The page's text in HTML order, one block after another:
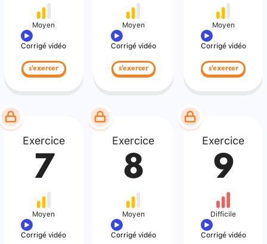
Moyen
Corrigé vidéo
s'exercer
Moyen
Corrigé vidéo
s'exercer
Moyen
Corrigé vidéo
s'exercer
Exercice
7
Moyen
Corrigé vidéo
Exercice
8
Moyen
Corrigé vidéo
Exercice
9
Difficile
Corrigé vidéo